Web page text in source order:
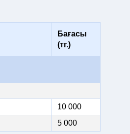
Бағасы
(тг.)
10 000
5 000